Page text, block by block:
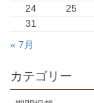
24
25
31
« 7月
カテゴリー